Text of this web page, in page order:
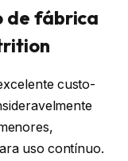
de fábrica
custo-
uso contínuo.